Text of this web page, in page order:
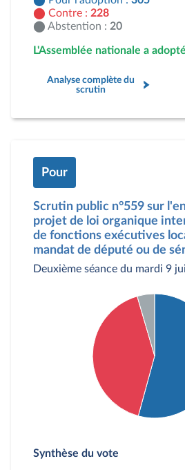
Contre : 228
Abstention : 20
L'Assemblée nationale a adopté
Analyse complète du
scrutin
Pour
Scrutin public n°559 sur
projet de loi organique
de fonctions exécutives
mandat de député ou de
Deuxième séance du mardi 9
Contre : 228
Synthèse du vote